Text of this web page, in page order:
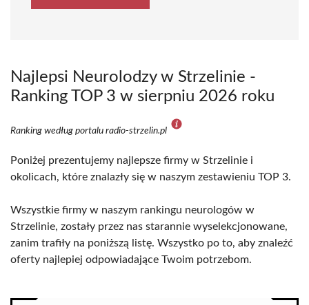
Najlepsi Neurolodzy w Strzelinie -
Ranking TOP 3 w sierpniu 2026 roku
Ranking według portalu radio-strzelin.pl
Poniżej prezentujemy najlepsze firmy w Strzelinie i
okolicach, które znalazły się w naszym zestawieniu TOP 3.
Wszystkie firmy w naszym rankingu neurologów w
Strzelinie, zostały przez nas starannie wyselekcjonowane,
zanim trafiły na poniższą listę. Wszystko po to, aby znaleźć
oferty najlepiej odpowiadające Twoim potrzebom.